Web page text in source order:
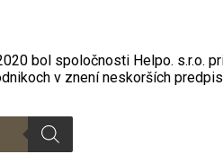
bol spoločnosti Helpo. s.r.o.
v znení neskorších